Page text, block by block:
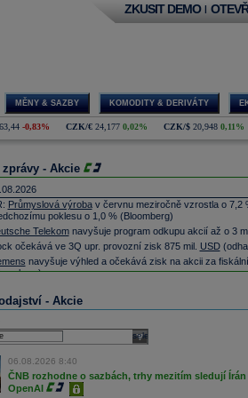
ZKUSIT DEMO |
MĚNY & SAZBY KOMODITY & DERIVÁTY
-0,83% CZK/€ 24,177 0,02% CZK/$ 20,948 0,11%
zprávy - Akcie
Průmyslová výrobav červnu meziročně vzrostla o 7,2
poklesu o 1,0 % (Bloomberg)
Telekomnavyšuje program odkupu akcií až o 3
očekává ve 3Q upr. provozní zisk 875 mil. USD
navyšuje výhled a očekává zisk na akcii za
(Bloomberg)
na amer...
na evro ...
uvedla, že spojení s UniCredit by mohlo
akcií za až 1,2 mld.
(Bloomberg)
- Akcie
select
06.08.2026 8:40
ČNB rozhodne o sazbách, trhy mezitím sledují
OpenAI